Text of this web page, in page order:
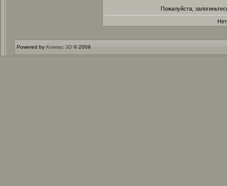
Пожалуйста,
Powered by Компас 3D © 2009